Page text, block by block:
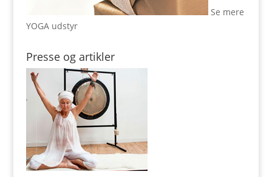
Se mere
YOGA udstyr
Presse og artikler